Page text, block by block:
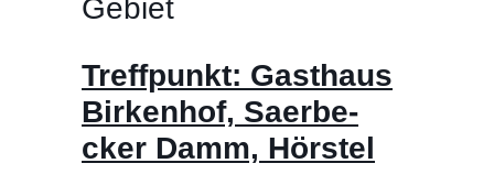
Gebiet
Treff­punkt: Gast­haus
Bir­ken­hof, Saer­be­
cker Damm, Hörstel